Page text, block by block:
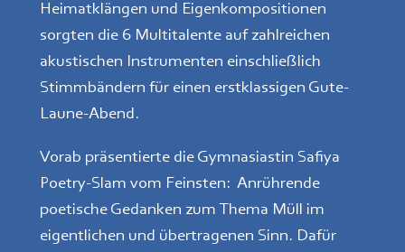
Heimatklängen und Eigenkompositionen
sorgten die 6 Multitalente auf zahlreichen
akustischen Instrumenten einschließlich
Stimmbändern für einen erstklassigen Gute-
Laune-Abend.
Vorab präsentierte die Gymnasiastin Safiya
Poetry-Slam vom Feinsten: Anrührende
poetische Gedanken zum Thema Müll im
eigentlichen und übertragenen Sinn. Dafür